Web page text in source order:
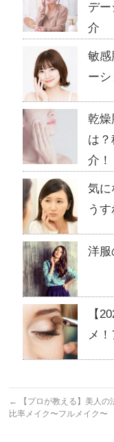
デ
介
敏
ー
乾燥
は
介！
気
う
洋服
【
メ
←
【プロが教える】美人の
比率メイク〜フルメイク〜